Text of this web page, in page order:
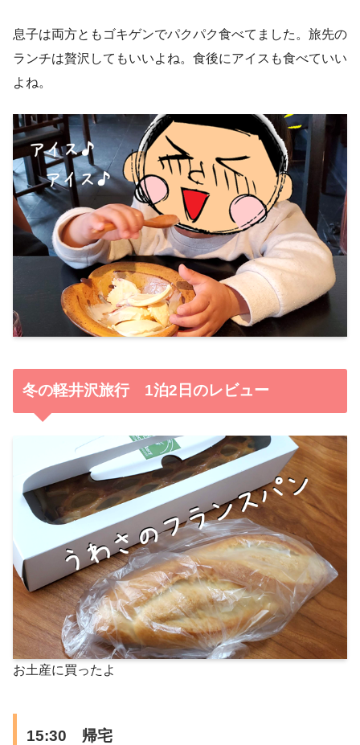
息子は両方ともゴキゲンでパクパク食べてました。旅先の
ランチは贅沢してもいいよね。食後にアイスも食べていい
よね。
冬の軽井沢旅行 1泊2日のレビュー
お土産に買ったよ
15:30 帰宅